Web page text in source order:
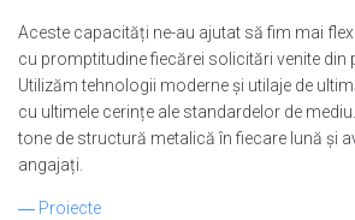
Aceste capacități ne-au ajutat să fim mai
cu promptitudine fiecărei solicitări venite din
Utilizăm tehnologii moderne și utilaje de
cu ultimele cerințe ale standardelor de
tone de structură metalică în fiecare lună și
angajați.
― Proiecte